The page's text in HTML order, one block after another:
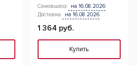
Самовывоз: на 16.08.2026
Доставка: на 16.08.2026
1 364 руб.
Купить